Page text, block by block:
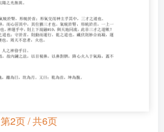
第2页 / 共6页